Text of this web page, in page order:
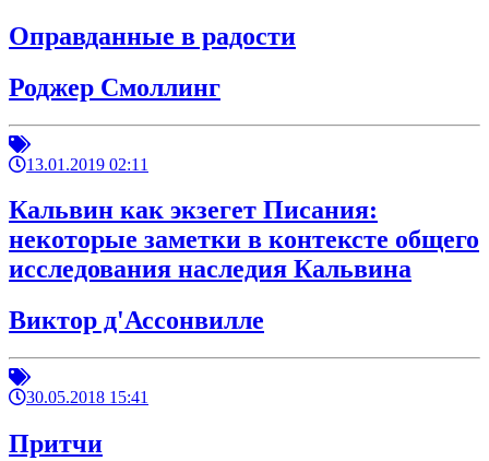
Оправданные в радости
Роджер Смоллинг
13.01.2019 02:11
Кальвин как экзегет Писания:
некоторые заметки в контексте общего
исследования наследия Кальвина
Виктор д'Ассонвилле
30.05.2018 15:41
Притчи